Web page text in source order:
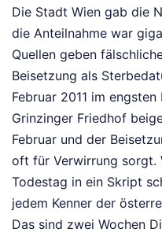
Die Stadt Wien gab die
die Anteilnahme war
Quellen geben
Beisetzung als
Februar 2011 im
Grinzinger Friedhof
Februar und der
oft für Verwirrung sorgt.
Todestag in ein Skript
jedem Kenner der
Das sind zwei Wochen